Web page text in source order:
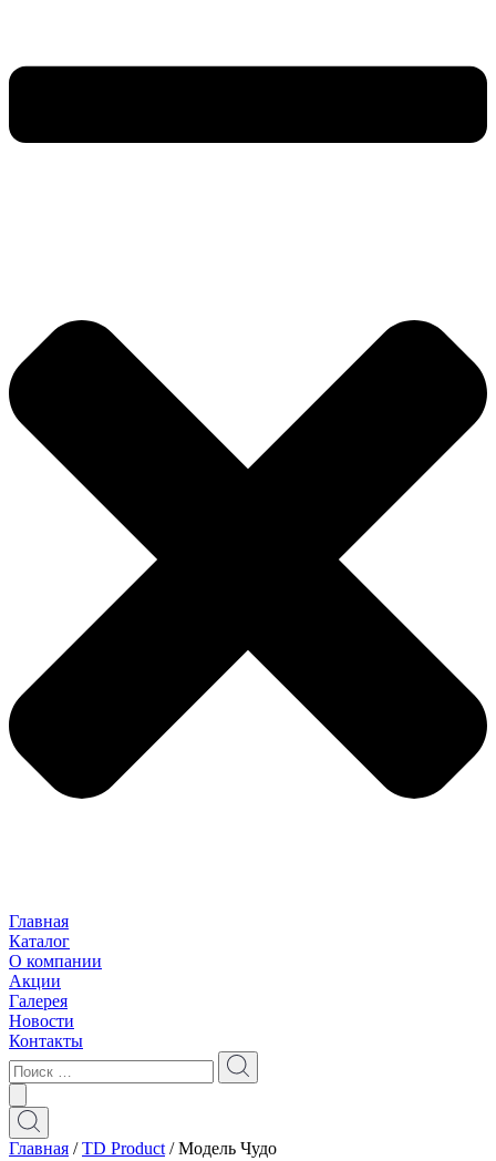
Главная
Каталог
О компании
Акции
Галерея
Новости
Контакты
Главная /TD Product/ Модель Чудо